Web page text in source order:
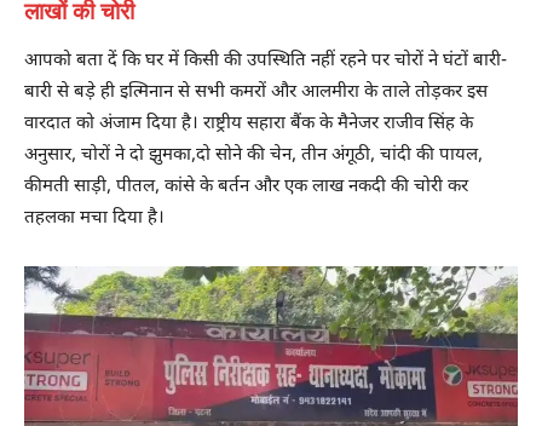
लाखों की चोरी
आपको बता दें कि घर में किसी की उपस्थिति नहीं रहने पर चोरों ने घंटों बारी-
बारी से बड़े ही इत्मिनान से सभी कमरों और आलमीरा के ताले तोड़कर इस
वारदात को अंजाम दिया है। राष्ट्रीय सहारा बैंक के मैनेजर राजीव सिंह के
अनुसार, चोरों ने दो झुमका,दो सोने की चेन, तीन अंगूठी, चांदी की पायल,
कीमती साड़ी, पीतल, कांसे के बर्तन और एक लाख नकदी की चोरी कर
तहलका मचा दिया है।